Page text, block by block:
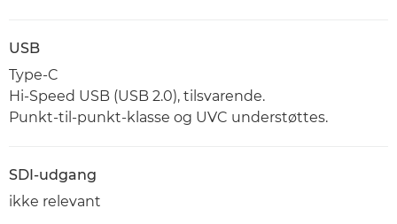
USB
Type-C
Hi-Speed USB (USB 2.0), tilsvarende.
Punkt-til-punkt-klasse og UVC understøttes.
SDI-udgang
ikke relevant